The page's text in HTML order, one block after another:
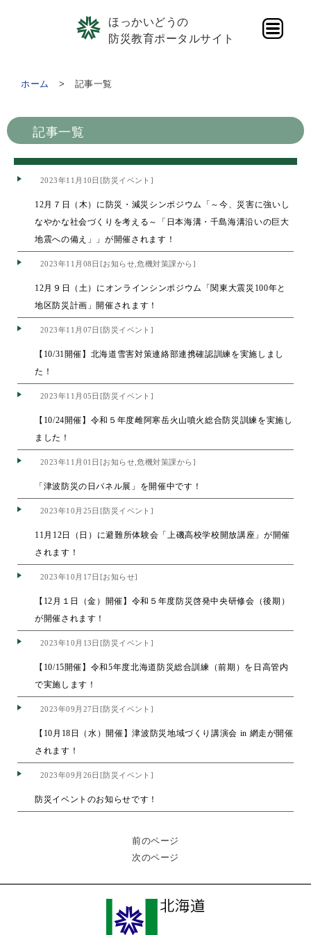
ほっかいどうの
防災教育ポータルサイト
ホーム 記事一覧
記事一覧
2023年11月10日[防災イベント]
12月７日（木）に防災・減災シンポジウム「～今、災害に強いし
なやかな社会づくりを考える～「日本海溝・千島海溝沿いの巨大
地震への備え」」が開催されます！
2023年11月08日[お知らせ,危機対策課から]
12月９日（土）にオンラインシンポジウム「関東大震災100年と
地区防災計画」開催されます！
2023年11月07日[防災イベント]
【10/31開催】北海道雪害対策連絡部連携確認訓練を実施しまし
た！
2023年11月05日[防災イベント]
【10/24開催】令和５年度雌阿寒岳火山噴火総合防災訓練を実施し
ました！
2023年11月01日[お知らせ,危機対策課から]
「津波防災の日パネル展」を開催中です！
2023年10月25日[防災イベント]
11月12日（日）に避難所体験会「上磯高校学校開放講座」が開催
されます！
2023年10月17日[お知らせ]
【12月１日（金）開催】令和５年度防災啓発中央研修会（後期）
が開催されます！
2023年10月13日[防災イベント]
【10/15開催】令和5年度北海道防災総合訓練（前期）を日高管内
で実施します！
2023年09月27日[防災イベント]
【10月18日（水）開催】津波防災地域づくり講演会 in 網走が開催
されます！
2023年09月26日[防災イベント]
防災イベントのお知らせです！
前のページ
次のページ